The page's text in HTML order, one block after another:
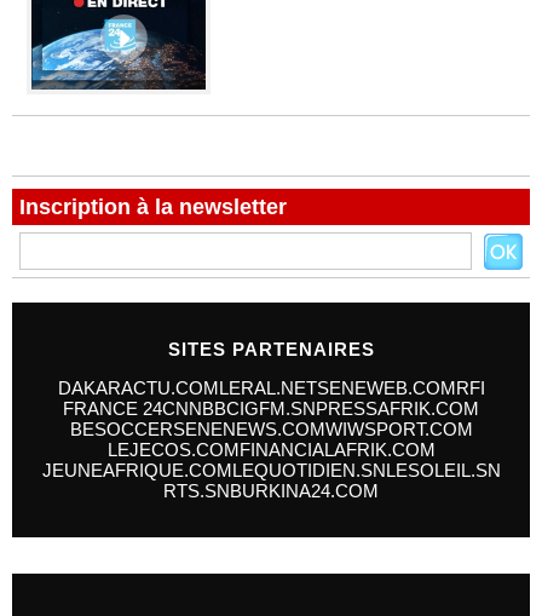
Inscription à la newsletter
SITES PARTENAIRES
DAKARACTU.COMLERAL.NETSENEWEB.COMRFI
FRANCE 24CNNBBCIGFM.SNPRESSAFRIK.COM
BESOCCERSENENEWS.COMWIWSPORT.COM
LEJECOS.COMFINANCIALAFRIK.COM
JEUNEAFRIQUE.COMLEQUOTIDIEN.SNLESOLEIL.SN
RTS.SNBURKINA24.COM